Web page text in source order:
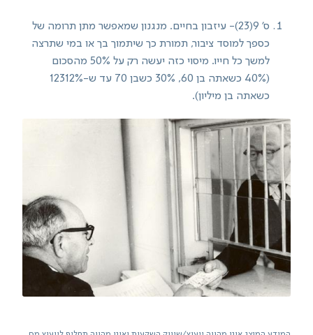
ס' 9(23)- עיזבון בחיים. מנגנון שמאפשר מתן תרומה של
כספך למוסד ציבור, תמורת כך שיתמוך בך או במי שתרצה
למשך כל חייו. מיסוי כזה יעשה רק על 50% מהסכום
(40% כשאתה בן 60, 30% כשבן 70 עד ש-12312%
כשאתה בן מיליון).